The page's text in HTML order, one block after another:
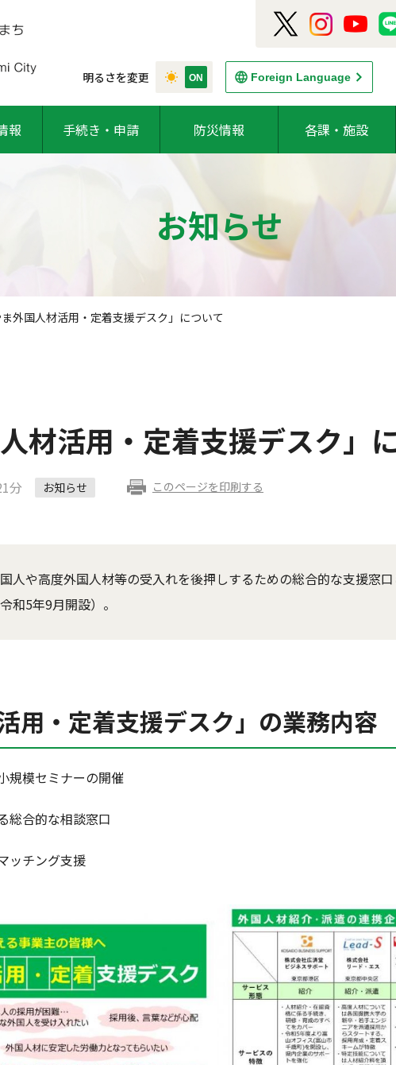
明るさを変更 Foreign Language
報 手続き・申請 防災情報 各課・施設
お知らせ
ま外国人材活用・定着支援デスク」について
人材活用・定着支援デスク」
分 お知らせ このページを印刷する
人や高度外国人材等の受入れを後押しするための総合的な支援窓
和5年9月開設）。
用・定着支援デスク」の業務内容
規模セミナーの開催
総合的な相談窓口
ッチング支援